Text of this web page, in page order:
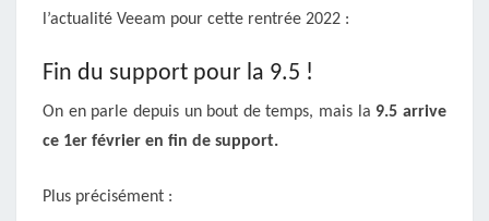
l’actualité Veeam pour cette rentrée 2022 :
Fin du support pour la 9.5 !
On en parle depuis un bout de temps, mais la 9.5 arrive
ce 1er février en fin de support.
Plus précisément :